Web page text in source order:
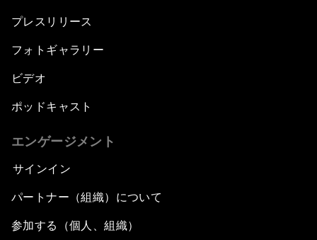
プレスリリース
フォトギャラリー
ビデオ
ポッドキャスト
エンゲージメント
サインイン
パートナー（組織）について
参加する（個人、組織）